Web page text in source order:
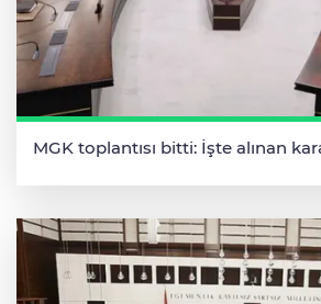
MGK toplantısı bitti: İşte alınan